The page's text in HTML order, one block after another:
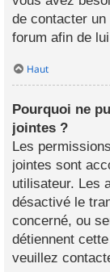
de contacter
forum afin de
Haut
Pourquoi ne
jointes ?
Les
jointes sont
utilisateur. Les
désactivé le
concerné, ou
détiennent
veuillez